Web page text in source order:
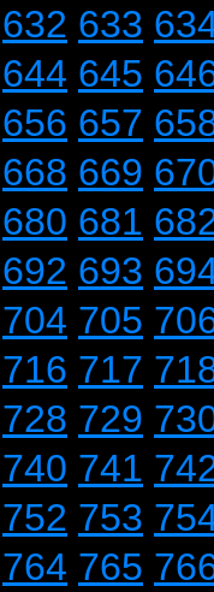
632 633
644 645
656 657
668 669
680 681
692 693
704 705
716 717
728 729
740 741
752 753
764 765